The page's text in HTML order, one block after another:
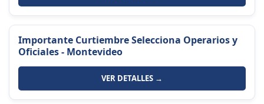
Importante Curtiembre Selecciona Operarios y
Oficiales - Montevideo
VER DETALLES →